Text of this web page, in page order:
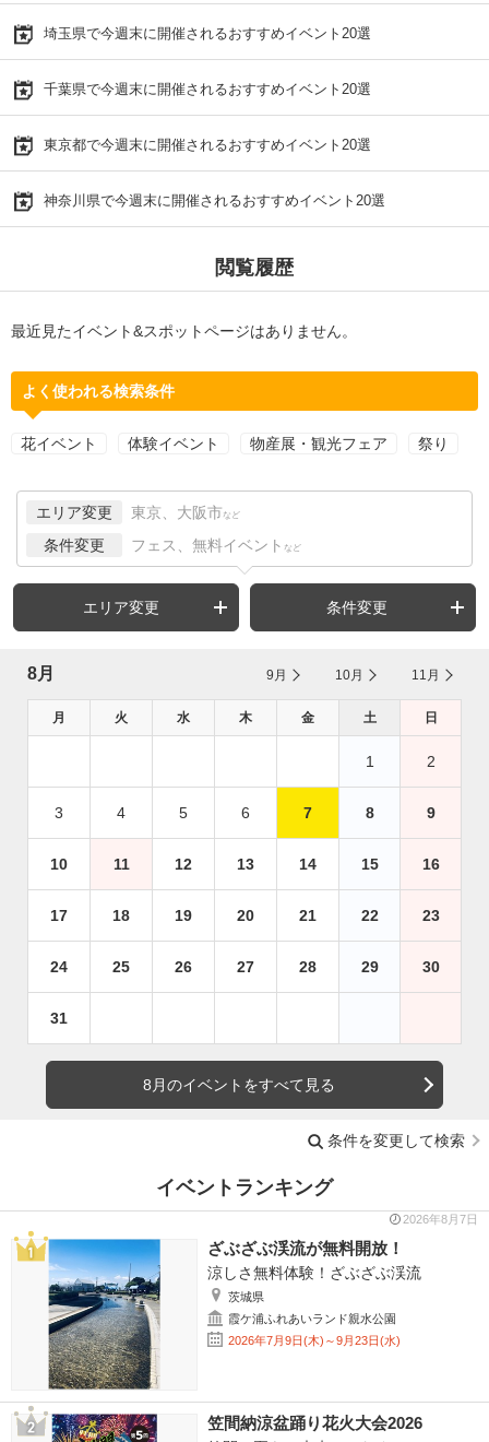
埼玉県で今週末に開催されるおすすめイベント20選
千葉県で今週末に開催されるおすすめイベント20選
東京都で今週末に開催されるおすすめイベント20選
神奈川県で今週末に開催されるおすすめイベント20選
閲覧履歴
最近見たイベント&スポットページはありません。
よく使われる検索条件
花イベント 体験イベント 物産展・観光フェア 祭り
エリア変更 東京、大阪市 など
条件変更 フェス、無料イベント など
エリア変更 条件変更
8月 9月 10月 11月
月 火 水 木 金 土 日
1 2
3 4 5 6 7 8 9
10 11 12 13 14 15 16
17 18 19 20 21 22 23
24 25 26 27 28 29 30
31
8月のイベントをすべて見る
条件を変更して検索
イベントランキング
2026年8月7日
ざぶざぶ渓流が無料開放！
涼しさ無料体験！ざぶざぶ渓流
茨城県
霞ケ浦ふれあいランド親水公園
2026年7月9日(木)～9月23日(水)
笠間納涼盆踊り花火大会2026